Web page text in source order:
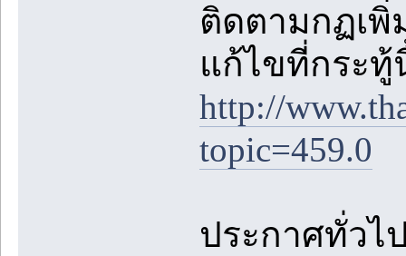
ติดตามกฏเพิ่
แก้ไขที่กระ
http://
topic=459.0
ประกาศทั่ว